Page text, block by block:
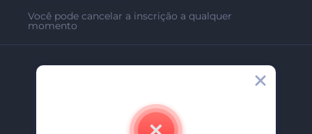
Você pode cancelar a inscrição a qualquer
momento
Contate-Nos